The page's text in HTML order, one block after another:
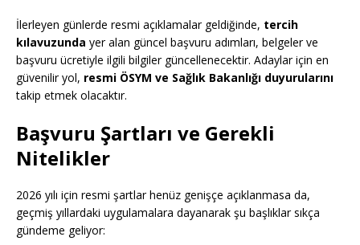
İlerleyen günlerde resmi açıklamalar geldiğinde, tercih
kılavuzunda yer alan güncel başvuru adımları, belgeler ve
başvuru ücretiyle ilgili bilgiler güncellenecektir. Adaylar için en
güvenilir yol, resmi ÖSYM ve Sağlık Bakanlığı duyurularını
takip etmek olacaktır.
Başvuru Şartları ve Gerekli
Nitelikler
2026 yılı için resmi şartlar henüz genişçe açıklanmasa da,
geçmiş yıllardaki uygulamalara dayanarak şu başlıklar sıkça
gündeme geliyor: